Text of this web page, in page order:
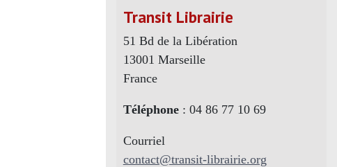
Transit Librairie
51 Bd de la Libération
13001 Marseille
France
Téléphone: 04 86 77 10 69
Courriel
contact@transit-librairie.org